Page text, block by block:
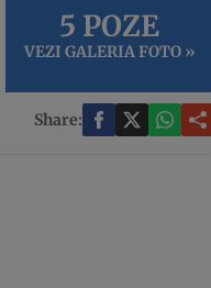
5 POZE
VEZI GALERIA FOTO »
Share: